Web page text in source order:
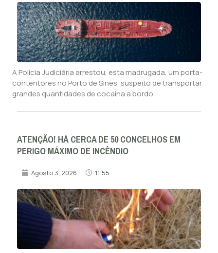
A Polícia Judiciária arrestou, esta madrugada, um porta-
contentores no Porto de Sines, suspeito de transportar
grandes quantidades de cocaína a bordo.
ATENÇÃO! HÁ CERCA DE 50 CONCELHOS EM
PERIGO MÁXIMO DE INCÊNDIO
Agosto 3, 2026 11:55